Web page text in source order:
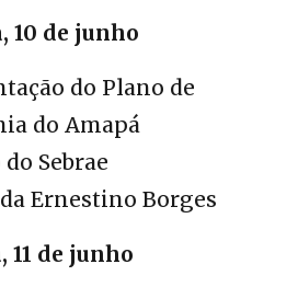
10 de junho
do Plano de
do Amapá
Sebrae
Ernestino Borges
de junho